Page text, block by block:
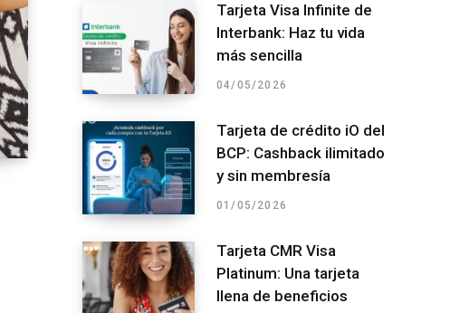
Tarjeta Visa Infinite de
Interbank: Haz tu vida
más sencilla
04/05/2026
Tarjeta de crédito iO del
BCP: Cashback ilimitado
y sin membresía
01/05/2026
Tarjeta CMR Visa
Platinum: Una tarjeta
llena de beneficios